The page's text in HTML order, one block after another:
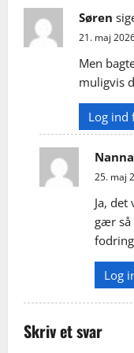
a
Søren
21. maj
Men
muligvis
Log ind
Nanna
25. maj
Ja,
gær så
Log
Skriv et svar